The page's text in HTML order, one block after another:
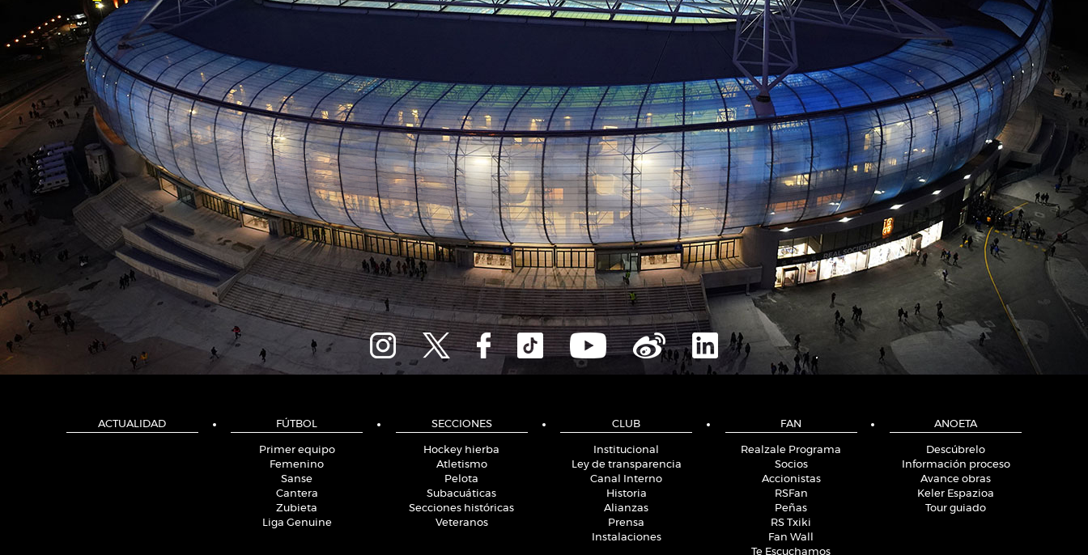
ACTUALIDAD FÚTBOL
Primer equipo
Femenino
Sanse
Cantera
Zubieta
Liga Genuine
SECCIONES
Hockey hierba
Atletismo
Pelota
Subacuáticas
Secciones históricas
Veteranos
CLUB
Institucional
Ley de transparencia
Canal Interno
Historia
Alianzas
Prensa
Instalaciones
FAN
Realzale Programa
Socios
Accionistas
RSFan
Peñas
RS Txiki
Fan Wall
Te Escuchamos
ANOETA
Descúbrelo
Información proceso
Avance obras
Keler Espazioa
Tour guiado